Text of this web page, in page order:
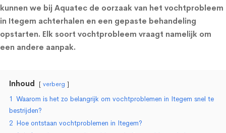
kunnen we bij Aquatec de oorzaak van het vochtprobleem
in Itegem achterhalen en een gepaste behandeling
opstarten. Elk soort vochtprobleem vraagt namelijk om
een andere aanpak.
Inhoud verberg
1 Waarom is het zo belangrijk om vochtproblemen in Itegem snel te
bestrijden?
2 Hoe ontstaan vochtproblemen in Itegem?